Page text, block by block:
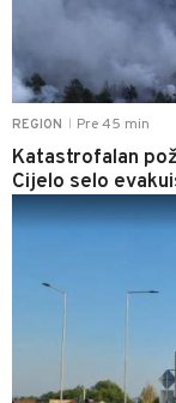
REGION Pre 45 min
Katastrofalan
Cijelo selo